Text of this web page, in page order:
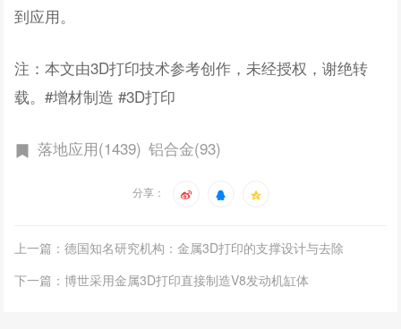
到应用。
注：本文由3D打印技术参考创作，未经授权，谢绝转
载。#增材制造 #3D打印
落地应用(1439) 铝合金(93)
分享：
上一篇：德国知名研究机构：金属3D打印的支撑设计与去除
下一篇：博世采用金属3D打印直接制造V8发动机缸体